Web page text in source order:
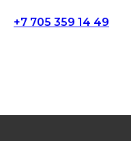
+7 705 359 14 49